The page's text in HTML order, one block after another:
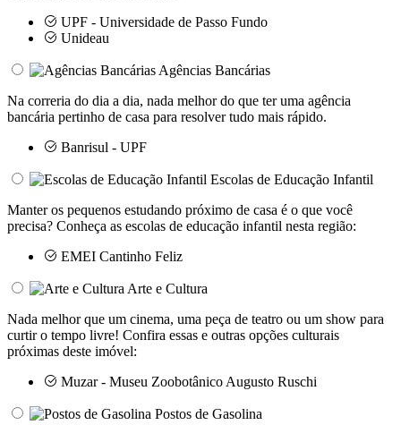
UPF - Universidade de Passo Fundo
Unideau
Agências Bancárias
Na correria do dia a dia, nada melhor do que ter uma agência
bancária pertinho de casa para resolver tudo mais rápido.
Banrisul - UPF
Escolas de Educação Infantil
Manter os pequenos estudando próximo de casa é o que você
precisa? Conheça as escolas de educação infantil nesta região:
EMEI Cantinho Feliz
Arte e Cultura
Nada melhor que um cinema, uma peça de teatro ou um show para
curtir o tempo livre! Confira essas e outras opções culturais
próximas deste imóvel:
Muzar - Museu Zoobotânico Augusto Ruschi
Postos de Gasolina